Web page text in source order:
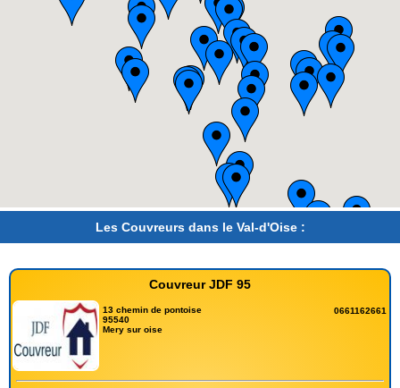
Les Couvreurs dans le Val-d'Oise :
Couvreur JDF 95
13 chemin de pontoise
95540
Mery sur oise
0661162661